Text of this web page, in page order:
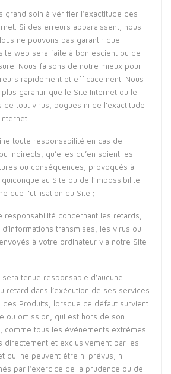
grand soin à vérifier l’exactitude des
Si des erreurs apparaissent, nous
ne pouvons pas garantir que
web sera faite à bon escient ou de
Nous faisons de notre mieux pour
rapidement et efficacement. Nous
garantir que le Site Internet ou le
tout virus, bogues ni de l’exactitude
toute responsabilité en cas de
indirects, qu’elles qu’en soient les
ou conséquences, provoqués à
au Site ou de l’impossibilité
que l’utilisation du Site ;
responsabilité concernant les retards,
transmises, les virus ou
à votre ordinateur via notre Site
sera tenue responsable d’aucune
retard dans l’exécution de ses services
des Produits, lorsque ce défaut survient
ou omission, qui est hors de son
comme tous les événements extrêmes
directement et exclusivement par les
qui ne peuvent être ni prévus, ni
par l’exercice de la prudence ou de